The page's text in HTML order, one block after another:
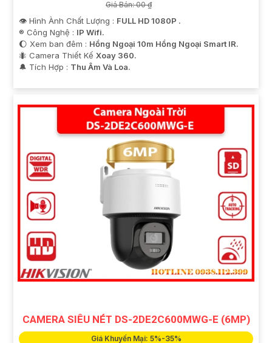
Giá Bán: 00 ₫
👁 Hình Ành Chất Lượng : FULL HD 1080P .
®️ Công Nghệ : IP Wifi.
🌔 Xem ban đêm : Hồng Ngoại 10m Hồng Ngoại Smart IR.
🐜 Camera Thiết Kế Xoay 360.
️🔔 Tích Hợp : Thu Âm Và Loa.
CAMERA SIÊU NÉT DS-2DE2C600MWG-E (6MP)
Giá Khuyến Mại: 5%-35%